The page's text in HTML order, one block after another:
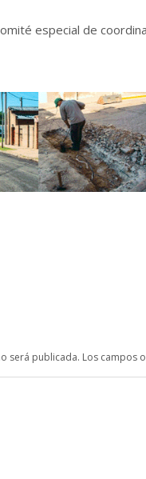
especial de
será publicada. Los campos